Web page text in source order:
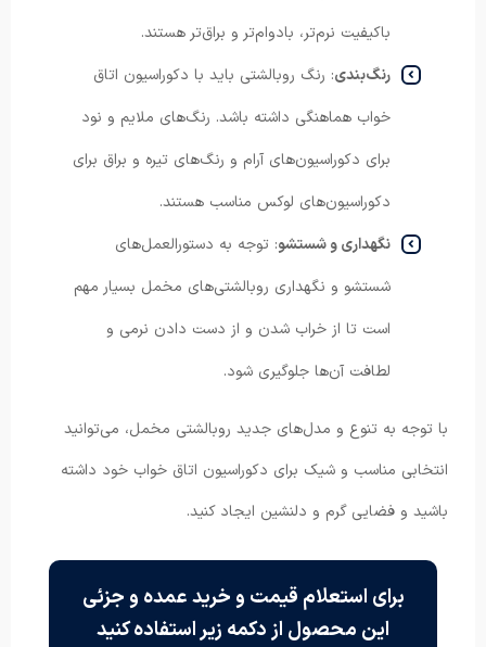
باکیفیت نرم‌تر، بادوام‌تر و براق‌تر هستند.
رنگ‌بندی: رنگ روبالشتی باید با دکوراسیون اتاق
خواب هماهنگی داشته باشد. رنگ‌های ملایم و نود
برای دکوراسیون‌های آرام و رنگ‌های تیره و براق برای
دکوراسیون‌های لوکس مناسب هستند.
نگهداری و شستشو: توجه به دستورالعمل‌های
شستشو و نگهداری روبالشتی‌های مخمل بسیار مهم
است تا از خراب شدن و از دست دادن نرمی و
لطافت آن‌ها جلوگیری شود.
با توجه به تنوع و مدل‌های جدید روبالشتی مخمل، می‌توانید
انتخابی مناسب و شیک برای دکوراسیون اتاق خواب خود داشته
باشید و فضایی گرم و دلنشین ایجاد کنید.
برای استعلام قیمت و خرید عمده و جزئی
این محصول از دکمه زیر استفاده کنید